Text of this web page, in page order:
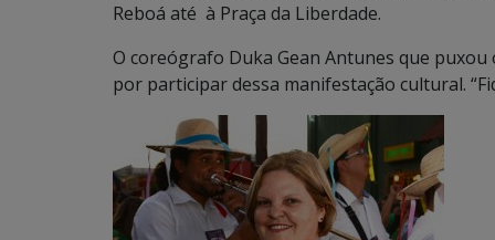
Reboá até à Praça da Liberdade.
O coreógrafo Duka Gean Antunes que
por participar dessa manifestação cultural.